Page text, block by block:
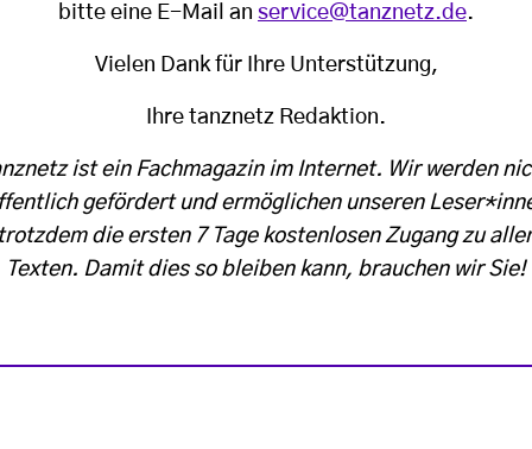
bitte eine E-Mail an service@tanznetz.de.
Vielen Dank für Ihre Unterstützung,
Ihre tanznetz Redaktion.
ist ein Fachmagazin im Internet. Wir werden
gefördert und ermöglichen unseren
die ersten 7 Tage kostenlosen Zugang zu
Texten. Damit dies so bleiben kann, brauchen wir Sie!